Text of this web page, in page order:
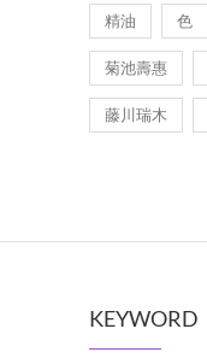
精油 色
菊池壽惠
藤川瑞木
KEYWORD